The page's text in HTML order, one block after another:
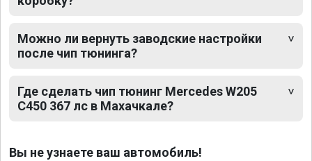
Можно ли вернуть заводские настройки
после чип тюнинга?
Где сделать чип тюнинг Mercedes W205
C450 367 лс в Махачкале?
Вы не узнаете ваш автомобиль!